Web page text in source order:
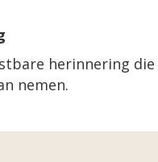
herinnering die
nemen.